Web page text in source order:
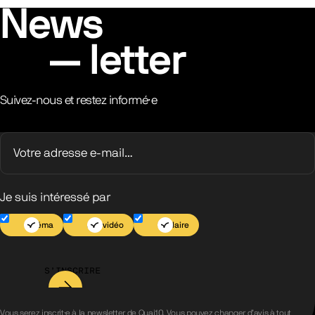
News
letter
Suivez-nous et restez informé·e
Je suis intéressé par
Cinéma Jeu vidéo Scolaire
S’INSCRIRE
Vous serez inscrit·e à la newsletter de Quai10. Vous pouvez changer d’avis à tout